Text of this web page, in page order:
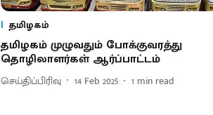
தமிழகம்
தமிழகம் முழுவதும் போக்குவரத்து
தொழிலாளர்கள் ஆர்ப்பாட்டம்
செய்திப்பிரிவு 14 Feb 2025 1 min read